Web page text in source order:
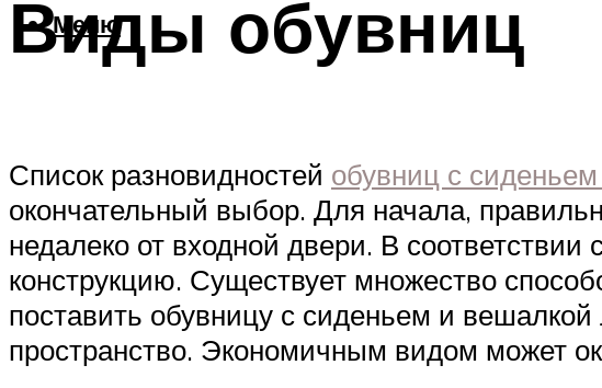
Меню
Виды обувниц
Список разновидностей обувниц с
окончательный выбор. Для начала,
недалеко от входной двери. В
конструкцию. Существует множество
поставить обувницу с сиденьем и
пространство. Экономичным видом может